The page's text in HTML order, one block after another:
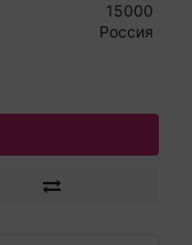
15000
Россия